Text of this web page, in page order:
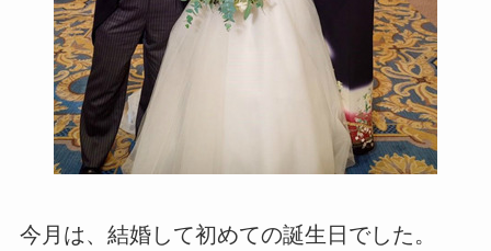
今月は、結婚して初めての誕生日でした。